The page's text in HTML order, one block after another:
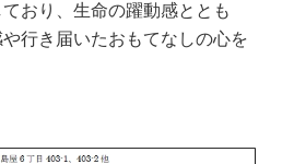
おり、生命の躍動感ととも
行き届いたおもてなしの心を